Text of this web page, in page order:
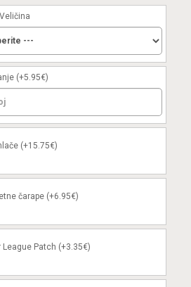
(+5.95€)
(+15.75€)
čarape (+6.95€)
League Patch (+3.35€)